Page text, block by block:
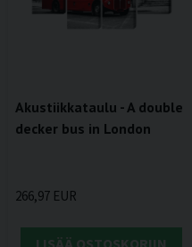
Akustiikkataulu - A double
decker bus in London
266,97 EUR
LISÄÄ OSTOSKORIIN